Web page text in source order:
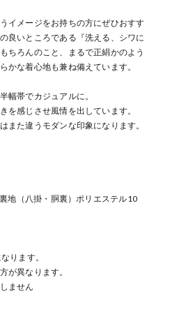
イメージをお持ちの方にぜひおすす
良いところである『洗える、シワに
ちろんのこと、まるで正絹かのよう
かな着心地も兼ね備えています。
幅帯でカジュアルに。
を感じさせ風情を出しています。
また違うモダンな印象になります。
地（八掛・胴裏）ポリエステル10
ります。
が異なります。
ません